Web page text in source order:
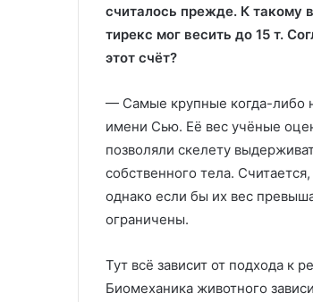
считалось прежде. К такому
тирекс мог весить до 15 т.
этот счёт?
— Самые крупные когда-либо
имени Сью. Её вес учёные
позволяли скелету
собственного тела.
однако если бы их вес
ограничены.
Тут всё зависит от подхода к
Биомеханика животного